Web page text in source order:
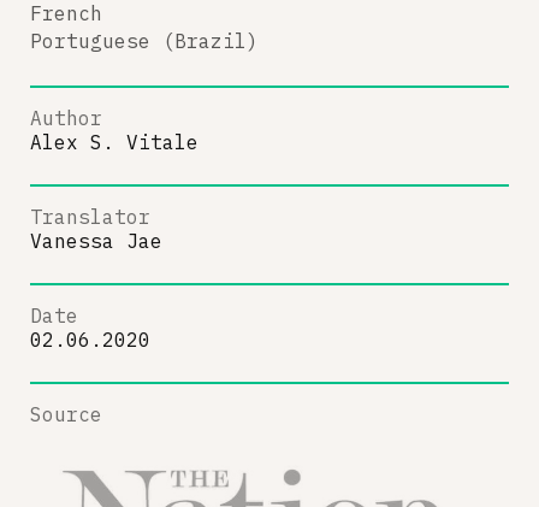
French
Portuguese (Brazil)
Author
Alex S. Vitale
Translator
Vanessa Jae
Date
02.06.2020
Source